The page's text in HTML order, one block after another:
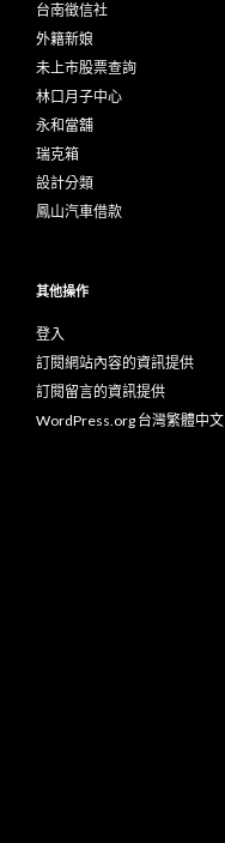
台南徵信社
外籍新娘
未上市股票查詢
林口月子中心
永和當舖
瑞克箱
設計分類
鳳山汽車借款
其他操作
登入
訂閱網站內容的資訊提供
訂閱留言的資訊提供
WordPress.org 台灣繁體中文